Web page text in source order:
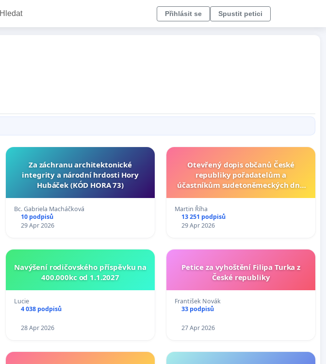
Hledat Přihlásit se Spustit petici
Za záchranu architektonické
integrity a národní hrdosti Hory
Hubáček (KÓD HORA 73)
Bc. Gabriela Macháčková
10 podpisů
29 Apr 2026
Otevřený dopis občanů České
republiky pořadatelům a
účastníkům sudetoněmeckých dnů
Martin Říha
13 251 podpisů
29 Apr 2026
Navýšení rodičovského příspěvku na
400.000kc od 1.1.2027
Lucie
4 038 podpisů
28 Apr 2026
Petice za vyhoštění Filipa Turka z
České republiky
František Novák
33 podpisů
27 Apr 2026